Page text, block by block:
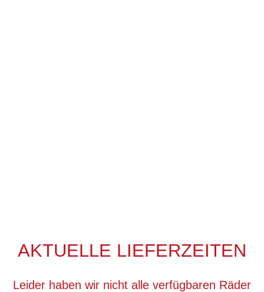
AKTUELLE LIEFERZEITEN
Leider haben wir nicht alle verfügbaren Räder